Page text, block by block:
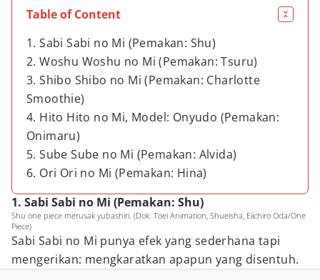
Table of Content
1. Sabi Sabi no Mi (Pemakan: Shu)
2. Woshu Woshu no Mi (Pemakan: Tsuru)
3. Shibo Shibo no Mi (Pemakan: Charlotte
Smoothie)
4. Hito Hito no Mi, Model: Onyudo (Pemakan:
Onimaru)
5. Sube Sube no Mi (Pemakan: Alvida)
6. Ori Ori no Mi (Pemakan: Hina)
1. Sabi Sabi no Mi (Pemakan: Shu)
Shu one piece merusak yubashiri. (Dok. Toei Animation, Shueisha, Eiichiro Oda/One
Piece)
Sabi Sabi no Mi punya efek yang sederhana tapi
mengerikan: mengkaratkan apapun yang disentuh.